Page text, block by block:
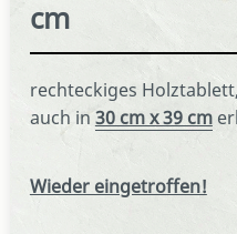
cm
rechteckiges
auch in 30 cm x 39 cm
Wieder eingetroffen!